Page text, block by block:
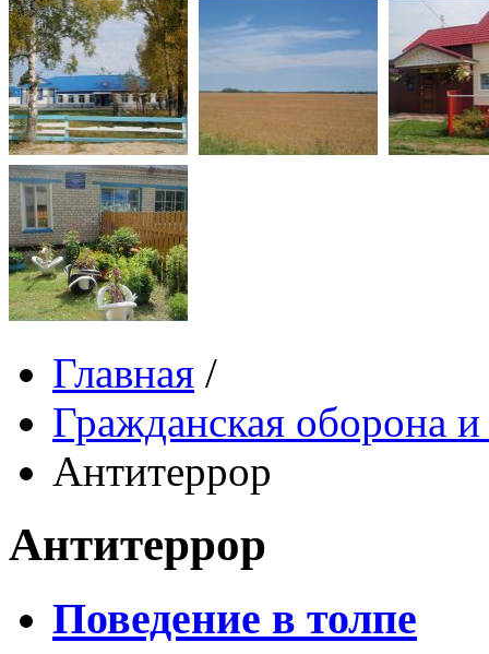
Главная /
Гражданская оборона
Антитеррор
Антитеррор
Поведение в толпе